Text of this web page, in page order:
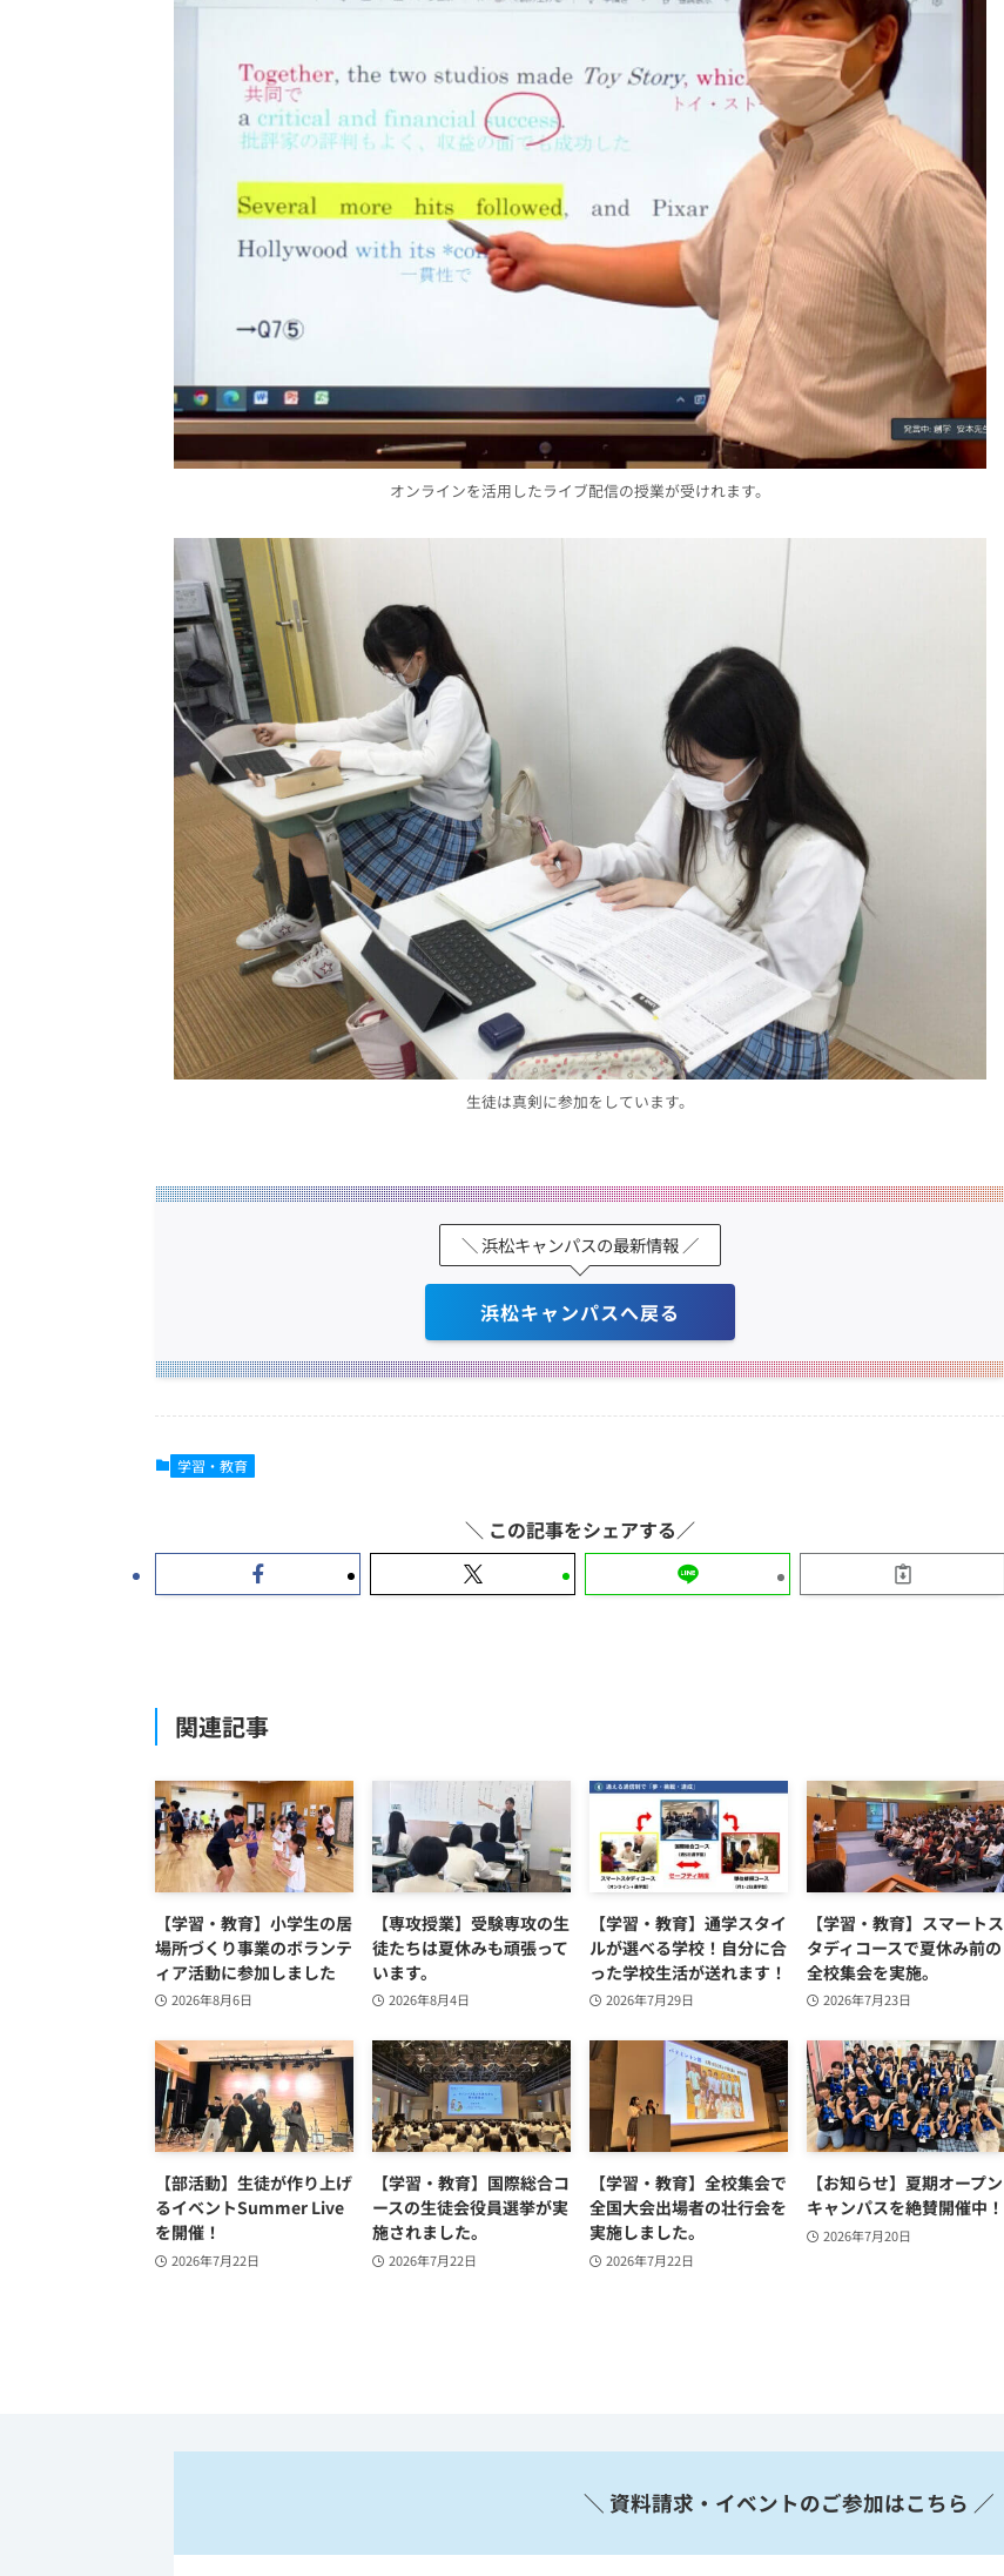
オンラインを活用したライブ配信の授業が受けれます。
生徒は真剣に参加をしています。
＼ 浜松キャンパスの最新情報 ／
浜松キャンパスへ戻る
学習・教育
関連記事
【学習・教育】小学生の居
場所づくり事業のボランテ
ィア活動に参加しました
2026年8月6日
【専攻授業】受験専攻の生
徒たちは夏休みも頑張って
います。
2026年8月4日
【学習・教育】通学スタイ
ルが選べる学校！自分に合
った学校生活が送れます！
2026年7月29日
【学習・教育】スマートス
タディコースで夏休み前の
全校集会を実施。
2026年7月23日
【部活動】生徒が作り上げ
るイベントSummer Live
を開催！
2026年7月22日
【学習・教育】国際総合コ
ースの生徒会役員選挙が実
施されました。
2026年7月22日
【学習・教育】全校集会で
全国大会出場者の壮行会を
実施しました。
2026年7月22日
【お知らせ】夏期オープン
キャンパスを絶賛開催中！
2026年7月20日
＼ 資料請求・イベントのご参加はこちら ／